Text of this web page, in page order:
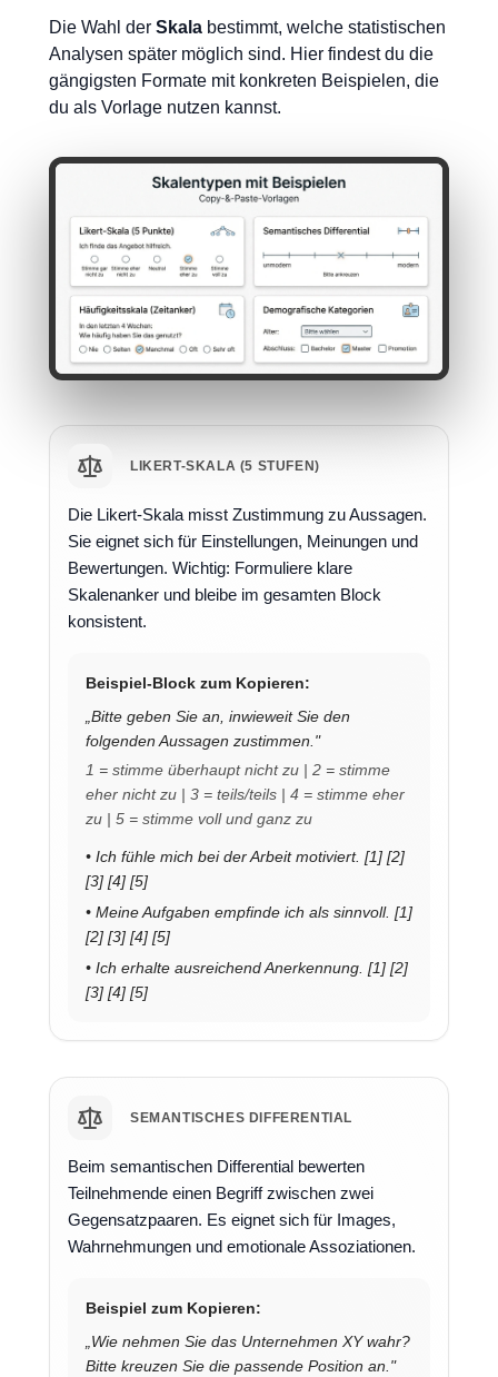
Die Wahl der Skala bestimmt, welche statistischen
Analysen später möglich sind. Hier findest du die
gängigsten Formate mit konkreten Beispielen, die
du als Vorlage nutzen kannst.
LIKERT-SKALA (5 STUFEN)
Die Likert-Skala misst Zustimmung zu Aussagen.
Sie eignet sich für Einstellungen, Meinungen und
Bewertungen. Wichtig: Formuliere klare
Skalenanker und bleibe im gesamten Block
konsistent.
Beispiel-Block zum Kopieren:
„Bitte geben Sie an, inwieweit Sie den
folgenden Aussagen zustimmen."
1 = stimme überhaupt nicht zu | 2 = stimme
eher nicht zu | 3 = teils/teils | 4 = stimme eher
zu | 5 = stimme voll und ganz zu
• Ich fühle mich bei der Arbeit motiviert. [1] [2]
[3] [4] [5]
• Meine Aufgaben empfinde ich als sinnvoll. [1]
[2] [3] [4] [5]
• Ich erhalte ausreichend Anerkennung. [1] [2]
[3] [4] [5]
SEMANTISCHES DIFFERENTIAL
Beim semantischen Differential bewerten
Teilnehmende einen Begriff zwischen zwei
Gegensatzpaaren. Es eignet sich für Images,
Wahrnehmungen und emotionale Assoziationen.
Beispiel zum Kopieren:
„Wie nehmen Sie das Unternehmen XY wahr?
Bitte kreuzen Sie die passende Position an."